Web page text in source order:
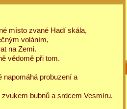
místo zvané Hadí skála,
voláním,
na Zemi.
vědomě při tom.
napomáhá probuzení a
bubnů a srdcem Vesmíru.